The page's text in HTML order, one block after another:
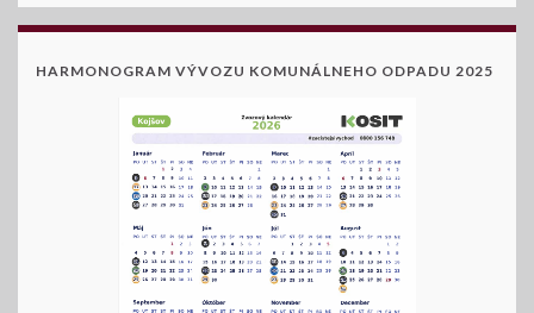
HARMONOGRAM VÝVOZU KOMUNÁLNEHO ODPADU 2025